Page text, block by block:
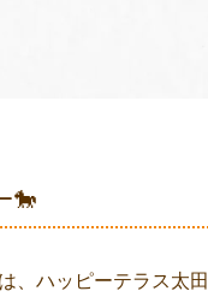
🐎
、ハッピーテラス太田